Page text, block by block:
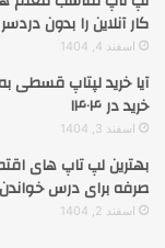
کار آنلاین را بدون
اسفند 4, 1404
آیا خرید لپتاپ قسطی
خرید در ۱۴۰۴
اسفند 3, 1404
بهترین لپ تاپ های
صرفه برای درس
اسفند 2, 1404